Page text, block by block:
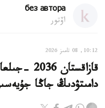
без автора
اۆتور
10:12, 08 تامىز 2026
دامىتۋدىڭ جاڭا